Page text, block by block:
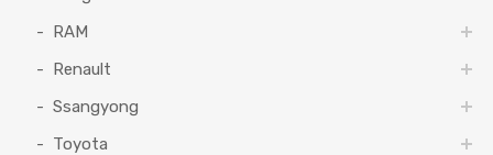
RAM
Renault
Ssangyong
Toyota